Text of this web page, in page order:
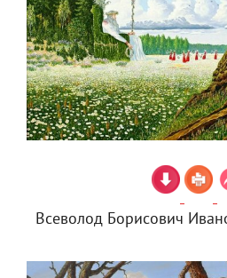
Всеволод Борисович